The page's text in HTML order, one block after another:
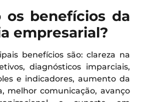
os benefícios da
empresarial?
benefícios são: clareza na
diagnósticos imparciais,
e indicadores, aumento da
melhor comunicação, avanço